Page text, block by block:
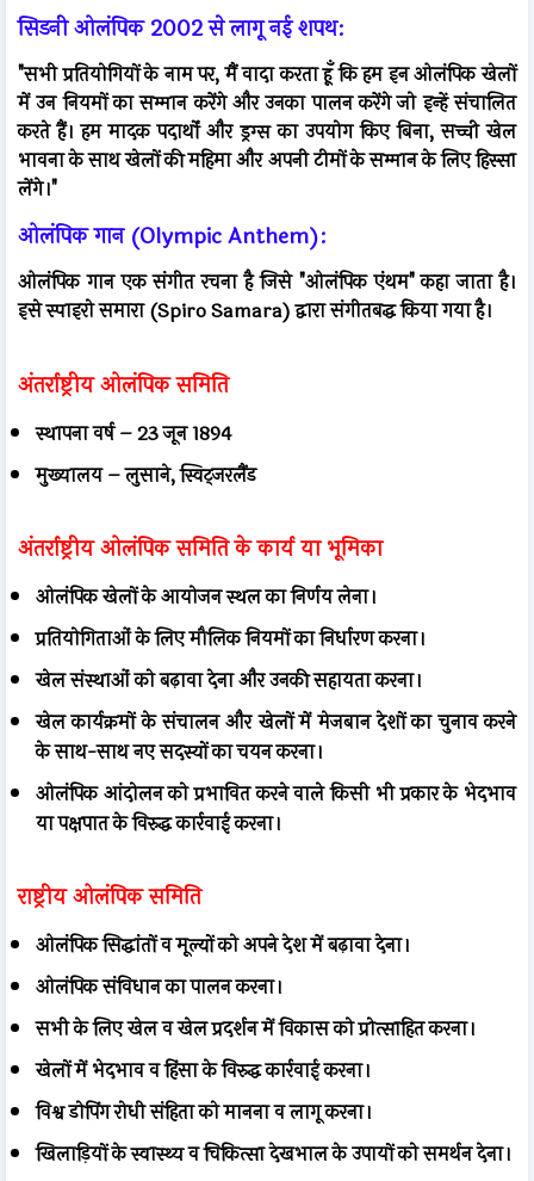
सिडनी ओलंपिक 2002 से लागू नई शपथ:
"सभी प्रतियोगियों के नाम पर, मैं वादा करता हूँ कि हम इन ओलंपिक खेलों
में उन नियमों का सम्मान करेंगे और उनका पालन करेंगे जो इन्हें संचालित
करते हैं। हम मादक पदार्थों और ड्रग्स का उपयोग किए बिना, सच्ची खेल
भावना के साथ खेलों की महिमा और अपनी टीमों के सम्मान के लिए हिस्सा
लेंगे।"
ओलंपिक गान (Olympic Anthem):
ओलंपिक गान एक संगीत रचना है जिसे "ओलंपिक एंथम" कहा जाता है।
इसे स्पाइरो समारा (Spiro Samara) द्वारा संगीतबद्ध किया गया है।
अंतर्राष्ट्रीय ओलंपिक समिति
स्थापना वर्ष – 23 जून 1894
मुख्यालय – लुसाने, स्विट्जरलैंड
अंतर्राष्ट्रीय ओलंपिक समिति के कार्य या भूमिका
ओलंपिक खेलों के आयोजन स्थल का निर्णय लेना।
प्रतियोगिताओं के लिए मौलिक नियमों का निर्धारण करना।
खेल संस्थाओं को बढ़ावा देना और उनकी सहायता करना।
खेल कार्यक्रमों के संचालन और खेलों में मेजबान देशों का चुनाव करने
के साथ-साथ नए सदस्यों का चयन करना।
ओलंपिक आंदोलन को प्रभावित करने वाले किसी भी प्रकार के भेदभाव
या पक्षपात के विरुद्ध कार्रवाई करना।
राष्ट्रीय ओलंपिक समिति
ओलंपिक सिद्धांतों व मूल्यों को अपने देश में बढ़ावा देना।
ओलंपिक संविधान का पालन करना।
सभी के लिए खेल व खेल प्रदर्शन में विकास को प्रोत्साहित करना।
खेलों में भेदभाव व हिंसा के विरुद्ध कार्रवाई करना।
विश्व डोपिंग रोधी संहिता को मानना व लागू करना।
खिलाड़ियों के स्वास्थ्य व चिकित्सा देखभाल के उपायों को समर्थन देना।